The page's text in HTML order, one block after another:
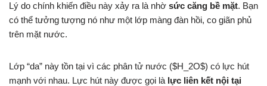
Lý do chính khiến điều này xảy ra là nhờ sức căng bề mặt. Bạn
có thể tưởng tượng nó như một lớp màng đàn hồi, co giãn phủ
trên mặt nước.
Lớp “da” này tồn tại vì các phân tử nước ($H_2O$) có lực hút
mạnh với nhau. Lực hút này được gọi là lực liên kết nội tại